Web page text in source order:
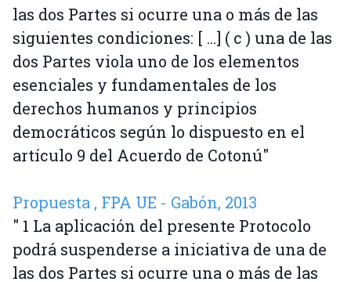
las dos Partes si ocurre una o más de las
siguientes condiciones: [ ...] ( c ) una de las
dos Partes viola uno de los elementos
esenciales y fundamentales de los
derechos humanos y principios
democráticos según lo dispuesto en el
artículo 9 del Acuerdo de Cotonú"
Propuesta , FPA UE - Gabón, 2013
" 1 La aplicación del presente Protocolo
podrá suspenderse a iniciativa de una de
las dos Partes si ocurre una o más de las